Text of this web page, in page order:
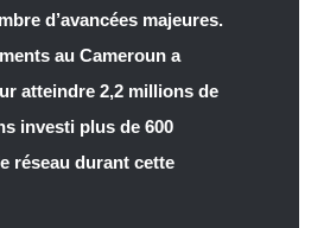
d’avancées majeures.
au Cameroun a
atteindre 2,2 millions de
investi plus de 600
réseau durant cette